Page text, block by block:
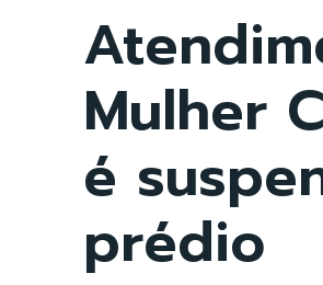
Mulher
é
prédio